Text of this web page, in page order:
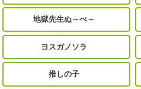
地獄先生ぬ～べ～
ヨスガノソラ
推しの子